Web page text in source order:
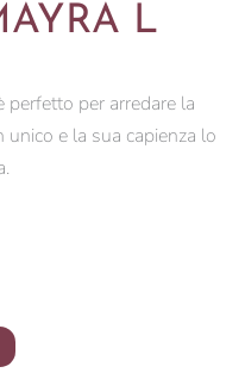
L
per arredare la
e la sua capienza lo